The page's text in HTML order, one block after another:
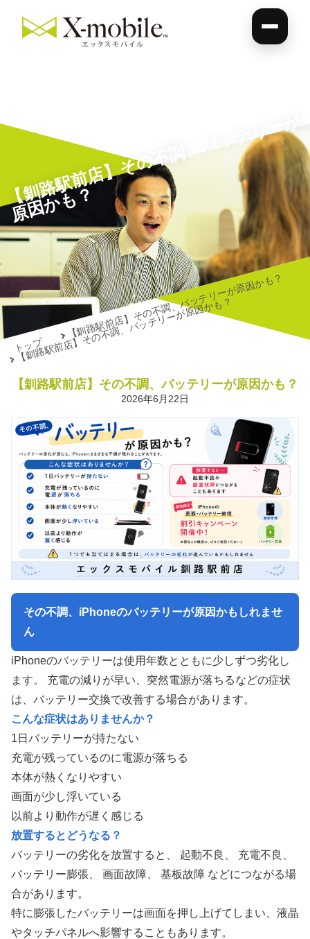
【
釧
路
駅
前
店
】
そ
の
不
調
、
バ
ッ
テ
リ
ー
が
原
因
か
も
？
トップ
【釧路駅前店】その不調、バッテリーが原因かも？
【釧路駅前店】その不調、バッテリーが原因かも？
【釧路駅前店】その不調、バッテリーが原因かも？
2026年6月22日
その不調、iPhoneのバッテリーが原因かもしれませ
ん
iPhoneのバッテリーは使用年数とともに少しずつ劣化し
ます。 充電の減りが早い、突然電源が落ちるなどの症状
は、バッテリー交換で改善する場合があります。
こんな症状はありませんか？
1日バッテリーが持たない
充電が残っているのに電源が落ちる
本体が熱くなりやすい
画面が少し浮いている
以前より動作が遅く感じる
放置するとどうなる？
バッテリーの劣化を放置すると、 起動不良 充電不良
バッテリー膨張
画面故障 基板故障 などにつながる場
合があります。
特に膨張したバッテリーは画面を押し上げてしまい、液晶
やタッチパネルへ影響することもあります。